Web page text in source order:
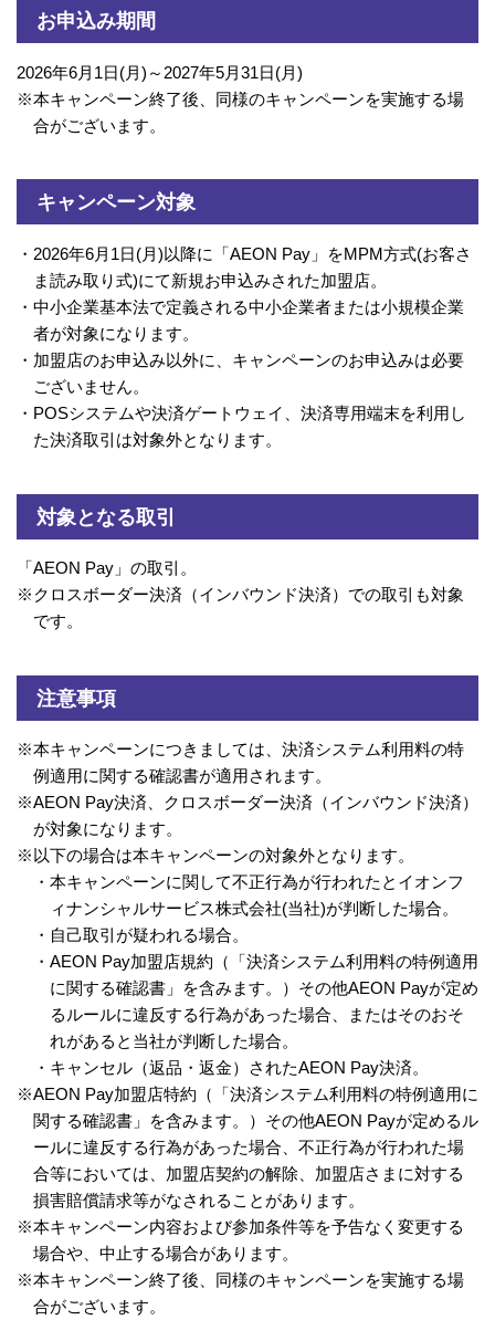
お申込み期間
2026年6月1日(月)～2027年5月31日(月)
※本キャンペーン終了後、同様のキャンペーンを実施する場
合がございます。
キャンペーン対象
・ 2026年6月1日(月)以降に「AEON Pay」をMPM方式(お客さ
ま読み取り式)にて新規お申込みされた加盟店。
・ 中小企業基本法で定義される中小企業者または小規模企業
者が対象になります。
・ 加盟店のお申込み以外に、キャンペーンのお申込みは必要
ございません。
・ POSシステムや決済ゲートウェイ、決済専用端末を利用し
た決済取引は対象外となります。
対象となる取引
「AEON Pay」の取引。
※クロスボーダー決済（インバウンド決済）での取引も対象
です。
注意事項
※本キャンペーンにつきましては、決済システム利用料の特
例適用に関する確認書が適用されます。
※AEON Pay決済、クロスボーダー決済（インバウンド決済）
が対象になります。
※ 以下の場合は本キャンペーンの対象外となります。
・ 本キャンペーンに関して不正行為が行われたとイオンフ
ィナンシャルサービス株式会社(当社)が判断した場合。
・ 自己取引が疑われる場合。
・ AEON Pay加盟店規約（「決済システム利用料の特例適用
に関する確認書」を含みます。）その他AEON Payが定め
るルールに違反する行為があった場合、またはそのおそ
れがあると当社が判断した場合。
・ キャンセル（返品・返金）されたAEON Pay決済。
※AEON Pay加盟店特約（「決済システム利用料の特例適用に
関する確認書」を含みます。）その他AEON Payが定めるル
ールに違反する行為があった場合、不正行為が行われた場
合等においては、加盟店契約の解除、加盟店さまに対する
損害賠償請求等がなされることがあります。
※本キャンペーン内容および参加条件等を予告なく変更する
場合や、中止する場合があります。
※本キャンペーン終了後、同様のキャンペーンを実施する場
合がございます。